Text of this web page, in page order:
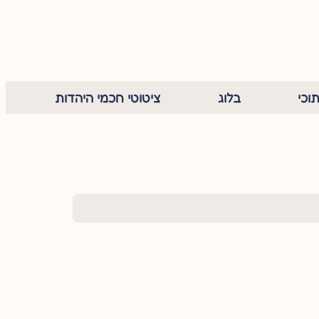
בלוג ציטוטי חכמי היהדות